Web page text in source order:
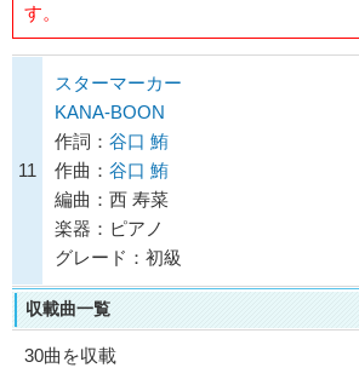
す。
11
スターマーカー
KANA-BOON
作詞： 谷口 鮪
作曲： 谷口 鮪
編曲：西 寿菜
楽器：ピアノ
グレード：初級
収載曲一覧
30曲を収載